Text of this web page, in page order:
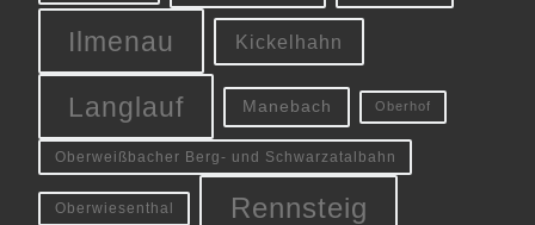
Ilmenau Kickelhahn
Langlauf Manebach Oberhof
Oberweißbacher Berg- und Schwarzatalbahn
Oberwiesenthal Rennsteig